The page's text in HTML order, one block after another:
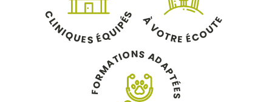
C
L
I
NIQUES ÉQU
I
P
É
S À
VOTRE ÉCOUT
E
F
O
R
M
ATIONS ADAP
T
É
E
S